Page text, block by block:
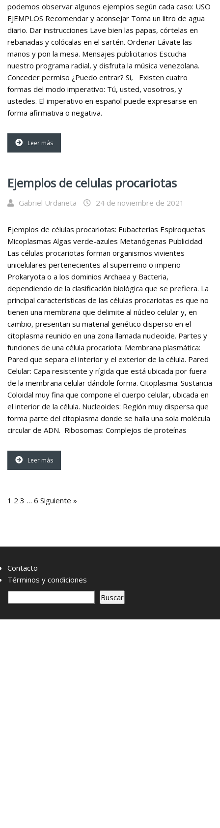
podemos observar algunos ejemplos según cada caso: USO
EJEMPLOS Recomendar y aconsejar Toma un litro de agua
diario. Dar instrucciones Lave bien las papas, córtelas en
rebanadas y colócalas en el sartén. Ordenar Lávate las
manos y pon la mesa. Mensajes publicitarios Escucha
nuestro programa radial, y disfruta la música venezolana.
Conceder permiso ¿Puedo entrar? Si, Existen cuatro
formas del modo imperativo: Tú, usted, vosotros, y
ustedes. El imperativo en español puede expresarse en
forma afirmativa o negativa.
Leer más
Ejemplos de celulas procariotas
Gabriel Urdaneta 24 de noviembre de 2021
Ejemplos de células procariotas: Eubacterias Espiroquetas
Micoplasmas Algas verde-azules Metanógenas Publicidad
Las células procariotas forman organismos vivientes
unicelulares pertenecientes al superreino o imperio
Prokaryota o a los dominios Archaea y Bacteria,
dependiendo de la clasificación biológica que se prefiera. La
principal características de las células procariotas es que no
tienen una membrana que delimite al núcleo celular y, en
cambio, presentan su material genético disperso en el
citoplasma reunido en una zona llamada nucleoide. Partes y
funciones de una célula procariota: Membrana plasmática:
Pared que separa el interior y el exterior de la célula. Pared
Celular: Capa resistente y rígida que está ubicada por fuera
de la membrana celular dándole forma. Citoplasma: Sustancia
Coloidal muy fina que compone el cuerpo celular, ubicada en
el interior de la célula. Nucleoides: Región muy dispersa que
forma parte del citoplasma donde se halla una sola molécula
circular de ADN. Ribosomas: Complejos de proteínas
Leer más
1 2 3 … 6 Siguiente »
Contacto
Términos y condiciones
s
Buscar